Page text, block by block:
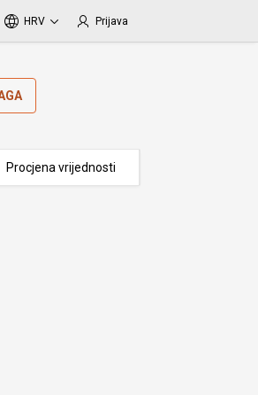
HRV Prijava
Procjena vrijednosti